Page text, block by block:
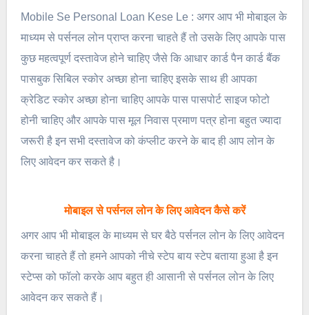
Mobile Se Personal Loan Kese Le : अगर आप भी मोबाइल के
माध्यम से पर्सनल लोन प्राप्त करना चाहते हैं तो उसके लिए आपके पास
कुछ महत्वपूर्ण दस्तावेज होने चाहिए जैसे कि आधार कार्ड पैन कार्ड बैंक
पासबुक सिबिल स्कोर अच्छा होना चाहिए इसके साथ ही आपका
क्रेडिट स्कोर अच्छा होना चाहिए आपके पास पासपोर्ट साइज फोटो
होनी चाहिए और आपके पास मूल निवास प्रमाण पत्र होना बहुत ज्यादा
जरूरी है इन सभी दस्तावेज को कंप्लीट करने के बाद ही आप लोन के
लिए आवेदन कर सकते है।
मोबाइल से पर्सनल लोन के लिए आवेदन कैसे करें
अगर आप भी मोबाइल के माध्यम से घर बैठे पर्सनल लोन के लिए आवेदन
करना चाहते हैं तो हमने आपको नीचे स्टेप बाय स्टेप बताया हुआ है इन
स्टेप्स को फॉलो करके आप बहुत ही आसानी से पर्सनल लोन के लिए
आवेदन कर सकते हैं।